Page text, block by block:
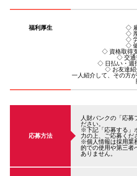
福利厚生
◇
◇
◇
◇
◇ 資格取得
◇ 交通
◇ 日払い・週
◇ お友達紹
一人紹介して、その方
応募方法
人財バンクの「応募
ださい。
※下記「応募する」
力の上、ご応募くだ
※個人情報は採用業
的での使用や第三者
ありません。